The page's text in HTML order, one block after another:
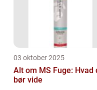
03 oktober 2025
Alt om MS Fuge: Hvad
bør vide